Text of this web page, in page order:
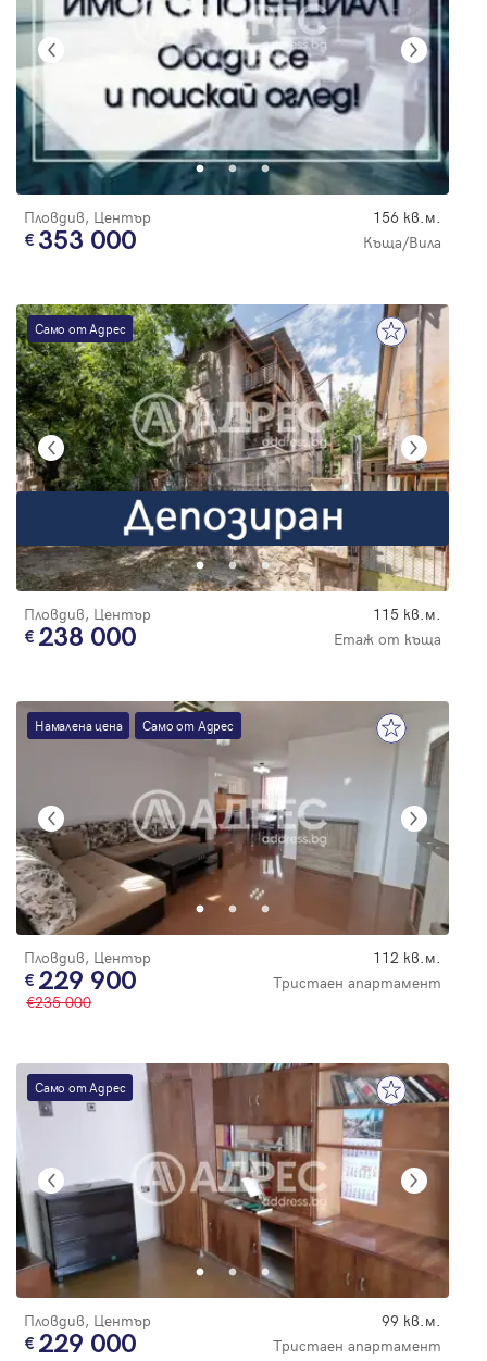
Пловдив, Център 156 кв.м.
353 000 Къща/Вила
Само от Адрес
Пловдив, Център 115 кв.м.
238 000 Етаж от къща
Намалена цена Само от Адрес
Пловдив, Център 112 кв.м.
229 900
Тристаен апартамент
235 000
Само от Адрес
Пловдив, Център 99 кв.м.
229 000 Тристаен апартамент